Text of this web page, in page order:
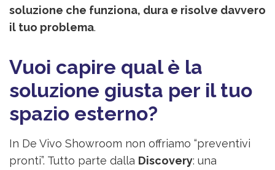
soluzione che funziona, dura e risolve davvero
il tuo problema.
Vuoi capire qual è la
soluzione giusta per il tuo
spazio esterno?
In De Vivo Showroom non offriamo “preventivi
pronti”. Tutto parte dalla Discovery: una